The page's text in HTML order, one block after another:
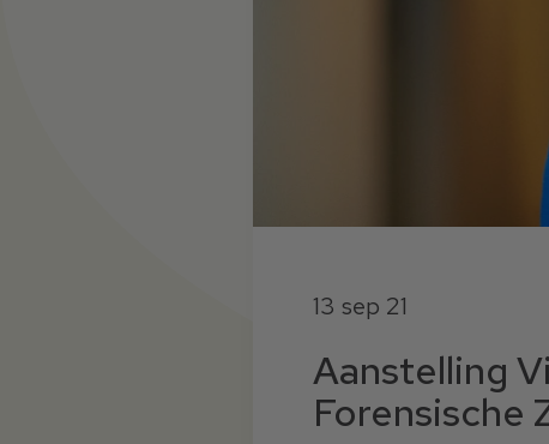
13 sep 21
Aanstelling
Forensische